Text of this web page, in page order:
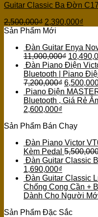
Guitar Classic Ba Đờn
2,500,000₫ 2,390,000₫
Sản Phẩm Mới
Đàn Guitar Enya
11,000,000₫
Đàn Piano Điện
Bluetooth | Piano
7,200,000₫
Piano Điện
Bluetooth , Giá Rẻ
2,600,000₫
Sản Phẩm Bán Chạy
Đàn Piano Victor
Kèm Pedal
Đàn Guitar Classic
1,690,000₫
Đàn Guitar Classic
Chống Cong Cần +
Dành Cho Người
Sản Phẩm Đặc Sắc